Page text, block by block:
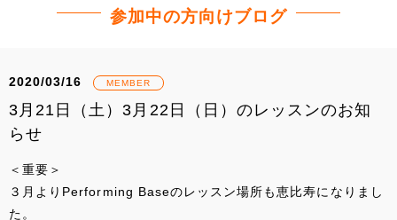
参加中の方向けブログ
2020/03/16 MEMBER
3月21日（土）3月22日（日）のレッスンのお知
らせ
＜重要＞
３月よりPerforming Baseのレッスン場所も恵比寿になりまし
た。